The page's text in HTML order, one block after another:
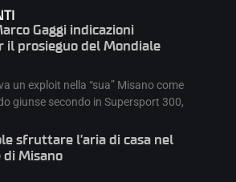
Gaggi indicazioni
il prosieguo del Mondiale
un exploit nella “sua” Misano come
giunse secondo in Supersport 300,
sfruttare l’aria di casa nel
di Misano